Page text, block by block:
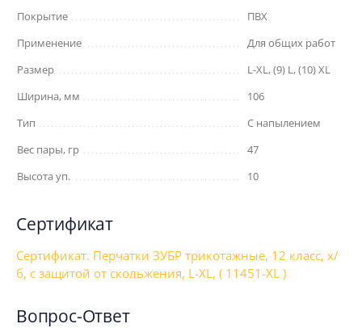
Покрытие
ПВХ
Применение
Для общих работ
Размер
L-XL, (9) L, (10) XL
Ширина, мм
106
Тип
С напылением
Вес пары, гр
47
Высота уп.
10
Сертификат
Сертификат. Перчатки ЗУБР трикотажные, 12 класс, х/
б, с защитой от скольжения, L-XL, ( 11451-XL )
Вопрос-Ответ